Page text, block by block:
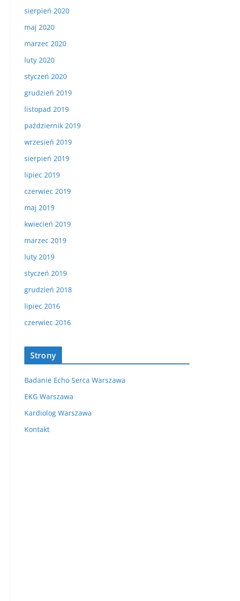
sierpień 2020
maj 2020
marzec 2020
luty 2020
styczeń 2020
grudzień 2019
listopad 2019
październik 2019
wrzesień 2019
sierpień 2019
lipiec 2019
czerwiec 2019
maj 2019
kwiecień 2019
marzec 2019
luty 2019
styczeń 2019
grudzień 2018
lipiec 2016
czerwiec 2016
Strony
Badanie Echo Serca Warszawa
EKG Warszawa
Kardiolog Warszawa
Kontakt